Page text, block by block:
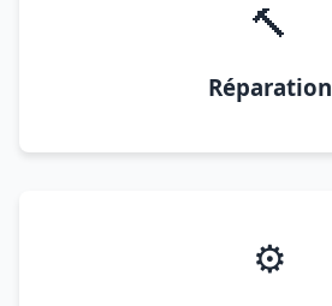
🔨
Réparation
⚙️